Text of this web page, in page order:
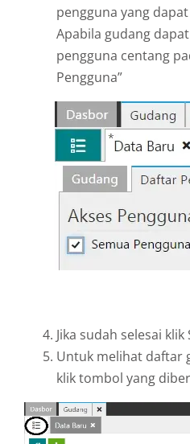
pengguna yang
Apabila gudang
pengguna centang
Pengguna”
Jika sudah selesai klik
Untuk melihat daftar
klik tombol yang